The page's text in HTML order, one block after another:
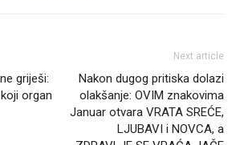
griješi:
organ
Next article
Nakon dugog pritiska dolazi
olakšanje: OVIM znakovima
Januar otvara VRATA SREĆE,
LJUBAVI i NOVCA, a